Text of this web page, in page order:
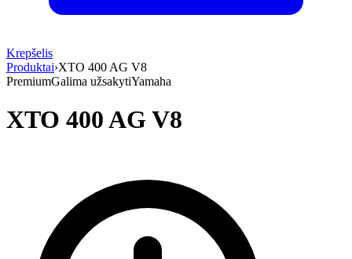
Krepšelis
Produktai›XTO 400 AG V8
PremiumGalima užsakytiYamaha
XTO 400 AG V8